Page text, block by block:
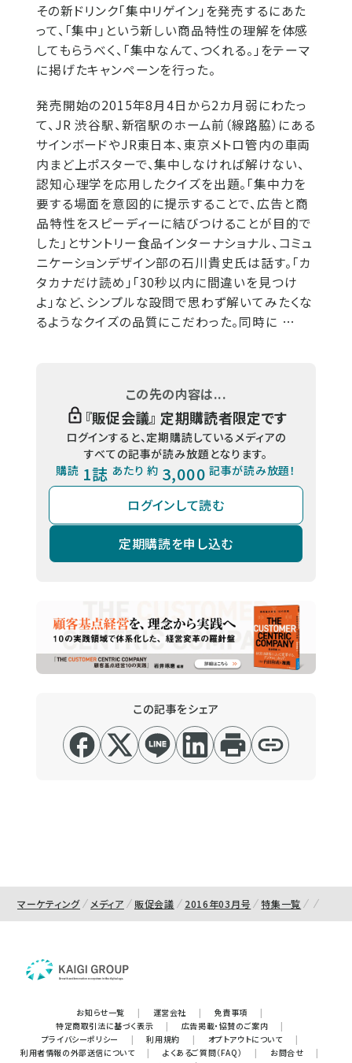
その新ドリンク「集中リゲイン」を発売するにあた
って、「集中」という新しい商品特性の理解を体感
してもらうべく、「集中なんて、つくれる。」をテーマ
に掲げたキャンペーンを行った。
発売開始の2015年8月4日から2カ月弱にわたっ
て、JR 渋谷駅、新宿駅のホーム前（線路脇）にある
サインボードやJR東日本、東京メトロ管内の車両
内まど上ポスターで、集中しなければ解けない、
認知心理学を応用したクイズを出題。「集中力を
要する場面を意図的に提示することで、広告と商
品特性をスピーディーに結びつけることが目的で
した」とサントリー食品インターナショナル、コミュ
ニケーションデザイン部の石川貴史氏は話す。「カ
タカナだけ読め」「30秒以内に間違いを見つけ
よ」など、シンプルな設問で思わず解いてみたくな
るようなクイズの品質にこだわった。同時に …
この先の内容は...
『販促会議』 定期購読者限定です
ログインすると、定期購読しているメディアの
すべての記事が読み放題となります。
購読 1誌 あたり 約 3,000 記事が読み放題！
ログインして読む
定期購読を申し込む
この記事をシェア
マーケティング メディア 販促会議 2016年03月号 特集一覧
お知らせ一覧 | 運営会社 | 免責事項
|
特定商取引法に基づく表示
| 広告掲載・協賛のご案内
|
プライバシーポリシー
| 利用規約 | オプトアウトについて
|
利用者情報の外部送信について
| よくあるご質問（FAQ） | お問合せ
|